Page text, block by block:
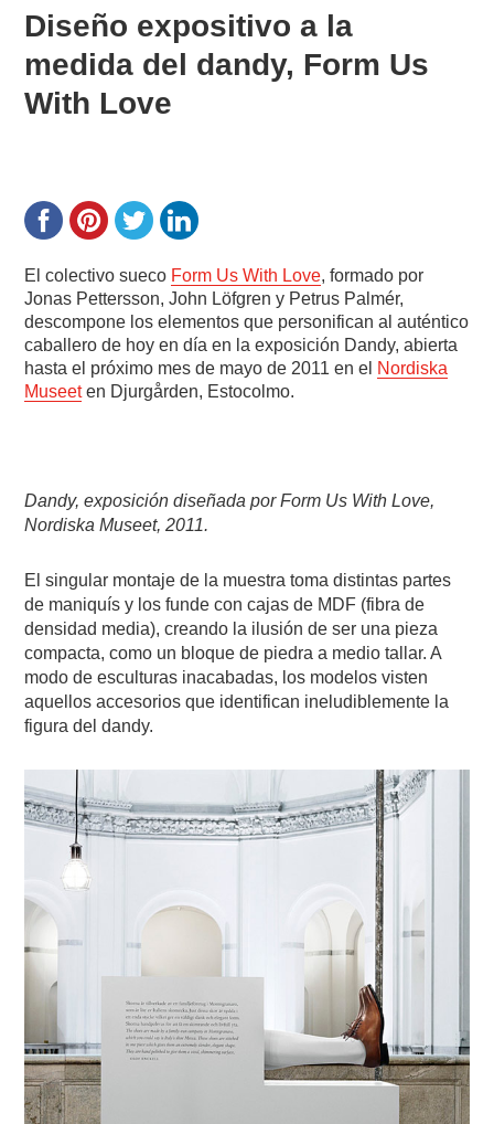
Diseño expositivo a la
medida del dandy, Form Us
With Love
El colectivo sueco Form Us With Love, formado por
Jonas Pettersson, John Löfgren y Petrus Palmér,
descompone los elementos que personifican al auténtico
caballero de hoy en día en la exposición Dandy, abierta
hasta el próximo mes de mayo de 2011 en el Nordiska
Museeten Djurgården, Estocolmo.
Dandy, exposición diseñada por Form Us With Love,
Nordiska Museet, 2011.
El singular montaje de la muestra toma distintas partes
de maniquís y los funde con cajas de MDF (fibra de
densidad media), creando la ilusión de ser una pieza
compacta, como un bloque de piedra a medio tallar. A
modo de esculturas inacabadas, los modelos visten
aquellos accesorios que identifican ineludiblemente la
figura del dandy.